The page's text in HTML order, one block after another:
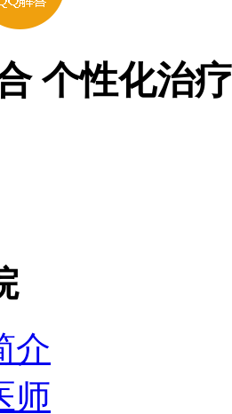
个性化治
介
师